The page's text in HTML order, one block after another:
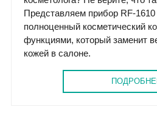
Представляем прибор RF-
полноценный косметический
функциями, который заменит
кожей в салоне.